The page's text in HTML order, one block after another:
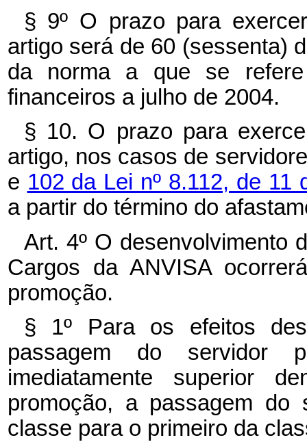
§ 9º O prazo para
artigo será de 60 (sessenta)
da norma a que se
financeiros a julho de 2004.
§ 10. O prazo para
artigo, nos casos de
e 102 da Lei nº 8.112, de
a partir do término do
Art. 4º O desenvolvimento
Cargos da ANVISA
promoção.
§ 1º Para os efeitos
passagem do servidor
imediatamente superior
promoção, a passagem
classe para o primeiro da